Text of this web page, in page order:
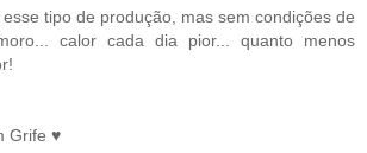
tipo de produção, mas sem condições de
calor cada dia pior... quanto menos
Grife ♥